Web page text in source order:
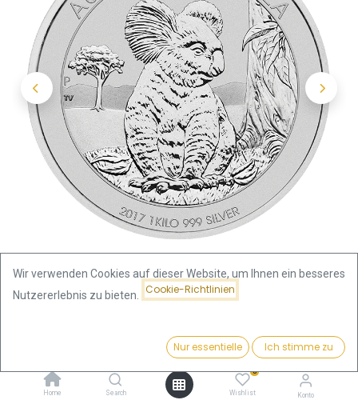
2.212,50€ Kaufen
Home Search
0
Wishlist Konto
Koala 1 Kilo Silbermünze 2017 |
Wir verwenden Cookies auf dieser Website, um Ihnen ein besseres
Nutzererlebnis zu bieten.
Cookie-Richtlinien
Nur essentielle Ich stimme zu